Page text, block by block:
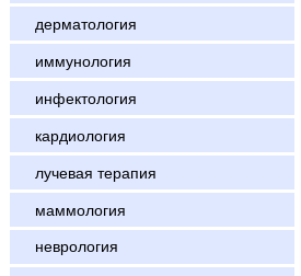
дерматология
иммунология
инфектология
кардиология
лучевая терапия
маммология
неврология